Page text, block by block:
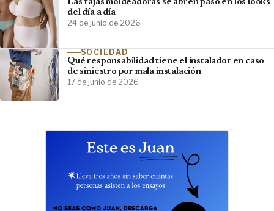
Las fajas moldeadoras se abren paso en los looks
del día a día
24 de junio de 2026
SOCIEDAD
Qué responsabilidad tiene el instalador en caso
de siniestro por mala instalación
17 de junio de 2026